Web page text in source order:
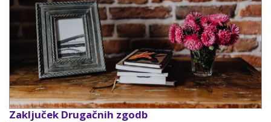
Zaključek Drugačnih zgodb